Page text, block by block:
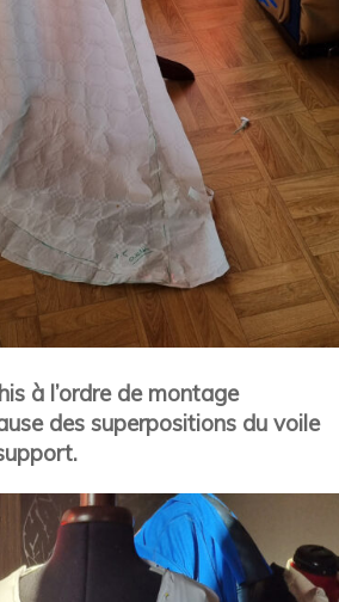
à l’ordre de montage
des superpositions du voile